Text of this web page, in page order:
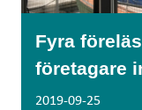
Fyra
företagare
2019-09-25